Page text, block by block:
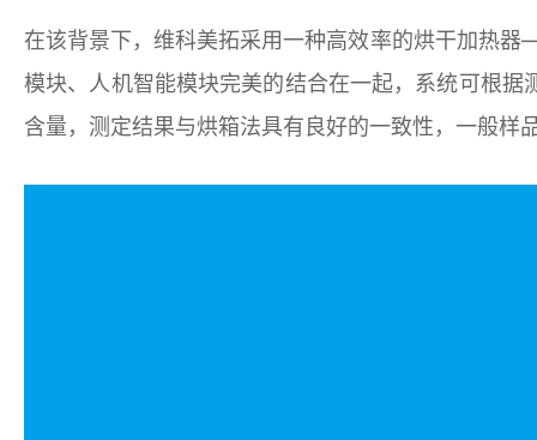
在该背景下，维科美拓采用一种高效率的烘干加热
模块、人机智能模块完美的结合在一起，系统可根
含量，测定结果与烘箱法具有良好的一致性，一般